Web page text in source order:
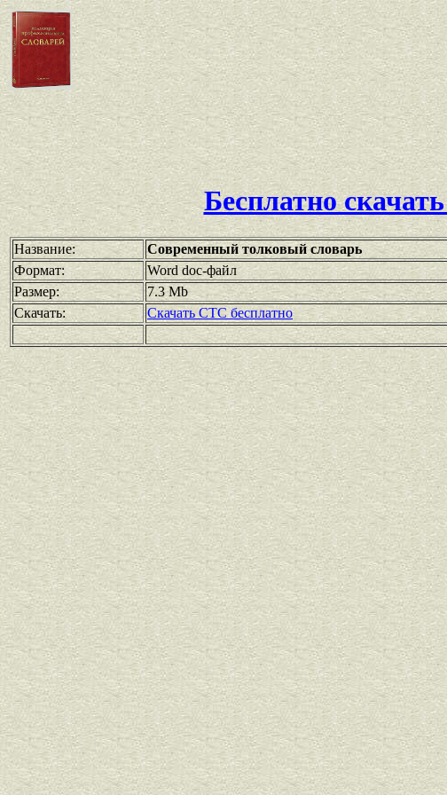
Бесплатно
Название:
Современный толковый словарь
Формат:
Word doc-файл
Размер:
7.3 Mb
Скачать:
Скачать СТС бесплатно